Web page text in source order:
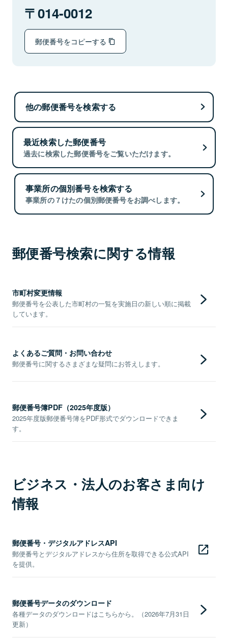
014-0012
郵便番号をコピーする
他の郵便番号を検索する
最近検索した郵便番号
過去に検索した郵便番号をご覧いただけます。
事業所の個別番号を検索する
事業所の７けたの個別郵便番号をお調べします。
郵便番号検索に関する情報
市町村変更情報
郵便番号を公表した市町村の一覧を実施日の新しい順に掲載
しています。
よくあるご質問・お問い合わせ
郵便番号に関するさまざまな疑問にお答えします。
郵便番号簿PDF（2025年度版）
2025年度版郵便番号簿をPDF形式でダウンロードできま
す。
ビジネス・法人のお客さま向け
情報
郵便番号・デジタルアドレスAPI
郵便番号とデジタルアドレスから住所を取得できる公式API
を提供。
郵便番号データのダウンロード
各種データのダウンロードはこちらから。（2026年7月31日
更新）